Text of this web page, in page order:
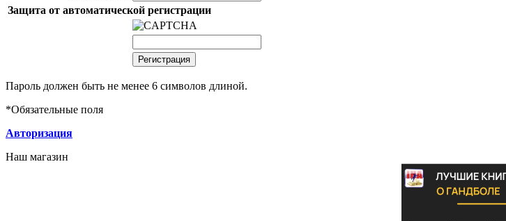
Защита от автоматической регистрации
Пароль должен быть не менее 6 символов длиной.
*Обязательные поля
Авторизация
Наш магазин